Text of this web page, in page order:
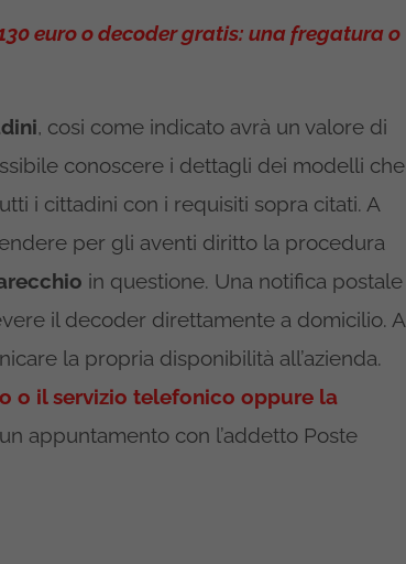
euro o decoder gratis: una fregatura o
, cosi come indicato avrà un valore di
conoscere i dettagli dei modelli che
i cittadini con i requisiti sopra citati. A
per gli aventi diritto la procedura
in questione. Una notifica postale
il decoder direttamente a domicilio. A
la propria disponibilità all’azienda.
o il servizio telefonico oppure la
appuntamento con l’addetto Poste